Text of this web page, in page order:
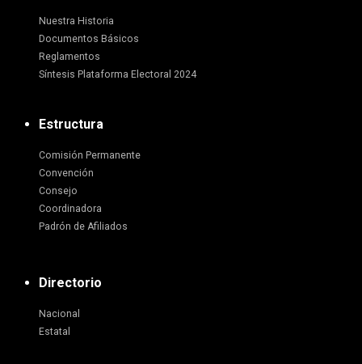
Nuestra Historia
Documentos Básicos
Reglamentos
Síntesis Plataforma Electoral 2024
Estructura
Comisión Permanente
Convención
Consejo
Coordinadora
Padrón de Afiliados
Directorio
Nacional
Estatal